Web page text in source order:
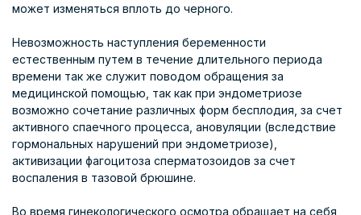
может изменяться вплоть до черного.
Невозможность наступления беременности
естественным путем в течение длительного периода
времени так же служит поводом обращения за
медицинской помощью, так как при эндометриозе
возможно сочетание различных форм бесплодия, за счет
активного спаечного процесса, ановуляции (вследствие
гормональных нарушений при эндометриозе),
активизации фагоцитоза сперматозоидов за счет
воспаления в тазовой брюшине.
Во время гинекологического осмотра обращает на себя